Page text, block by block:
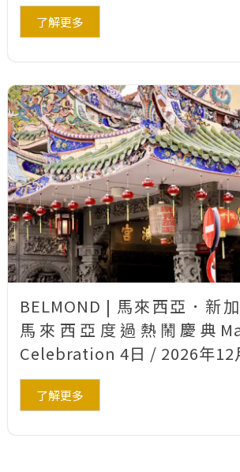
了解更多
BELMOND | 馬來西亞．新
馬來西亞度過熱鬧慶典
Celebration 4日 / 2026年12
了解更多